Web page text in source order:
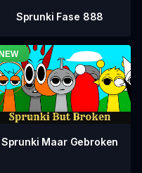
Sprunki Fase 888
Sprunki Maar Gebroken